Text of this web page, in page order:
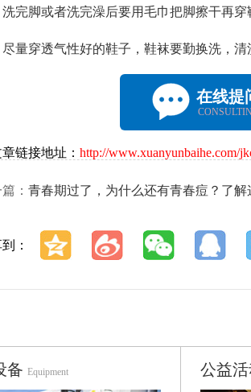
脚或者洗完澡后要用毛巾把脚擦干再穿
穿透气性好的鞋子，鞋袜要勤换洗，清
在线提
链接地址： http://www.xuanyunbaihe.com/
篇： 青春期过了，为什么还有青春痘？了解
：
备 Equipment 公益